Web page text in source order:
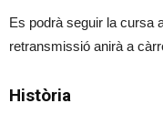
Es podrà seguir la cursa
retransmissió anirà a
Història